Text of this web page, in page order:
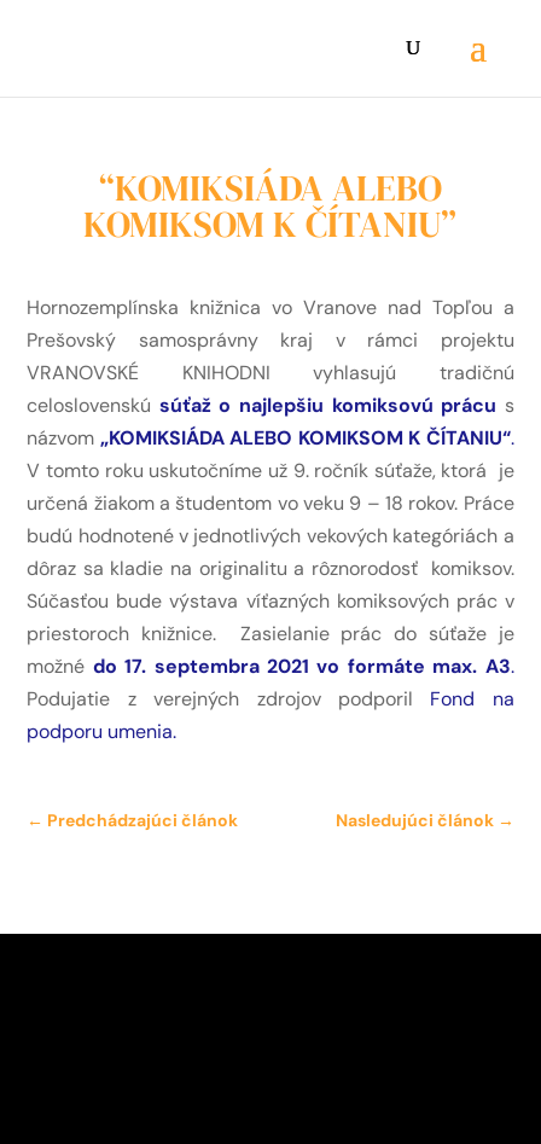
“KOMIKSIÁDA ALEBO
KOMIKSOM K ČÍTANIU”
Hornozemplínska knižnica vo Vranove nad Topľou a
Prešovský samosprávny kraj v rámci projektu
VRANOVSKÉ KNIHODNI vyhlasujú tradičnú
celoslovenskú súťaž o najlepšiu komiksovú prácu s
názvom „KOMIKSIÁDA ALEBO KOMIKSOM K ČÍTANIU“.
V tomto roku uskutočníme už 9. ročník súťaže, ktorá je
určená žiakom a študentom vo veku 9 – 18 rokov. Práce
budú hodnotené v jednotlivých vekových kategóriách a
dôraz sa kladie na originalitu a rôznorodosť komiksov.
Súčasťou bude výstava víťazných komiksových prác v
priestoroch knižnice. Zasielanie prác do súťaže je
možné do 17. septembra 2021 vo formáte max. A3.
Podujatie z verejných zdrojov podporil Fond na
podporu umenia.
← Predchádzajúci článok Nasledujúci článok→